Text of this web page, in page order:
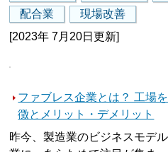
配合業
現場改善
[2023年 7月20日更新]
ファブレス企業とは？ 工場
徴とメリット・デメリット
昨今、製造業のビジネスモデ